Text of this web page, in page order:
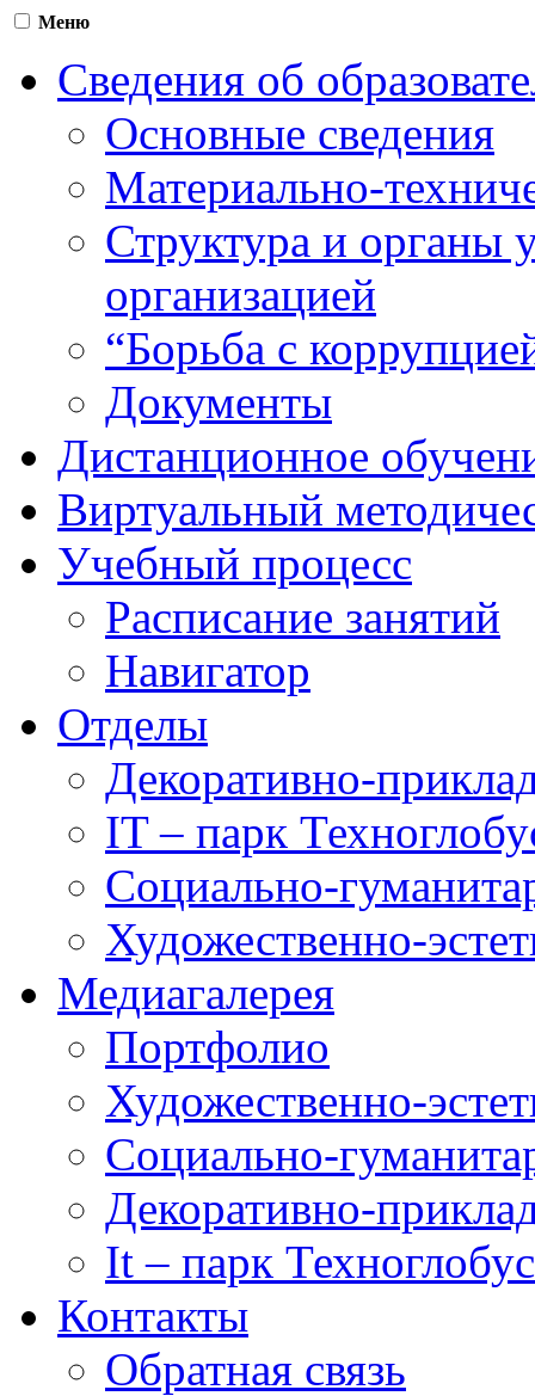
Меню
Сведения об
Основные сведения
Материально-
Структура и органы
организацией
“Борьба с
Документы
Дистанционное
Виртуальный
Учебный процесс
Расписание занятий
Навигатор
Отделы
Декоративно-
IT – парк
Социально-
Художественно-
Медиагалерея
Портфолио
Художественно-
Социально-
Декоративно-
It – парк Техноглобус
Контакты
Обратная связь